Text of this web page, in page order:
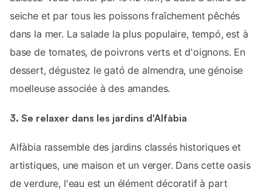
seiche et par tous les poissons fraîchement pêchés
dans la mer. La salade la plus populaire, tempó, est à
base de tomates, de poivrons verts et d'oignons. En
dessert, dégustez le gató de almendra, une génoise
moelleuse associée à des amandes.
3. Se relaxer dans les jardins d'Alfàbia
Alfàbia rassemble des jardins classés historiques et
artistiques, une maison et un verger. Dans cette oasis
de verdure, l'eau est un élément décoratif à part